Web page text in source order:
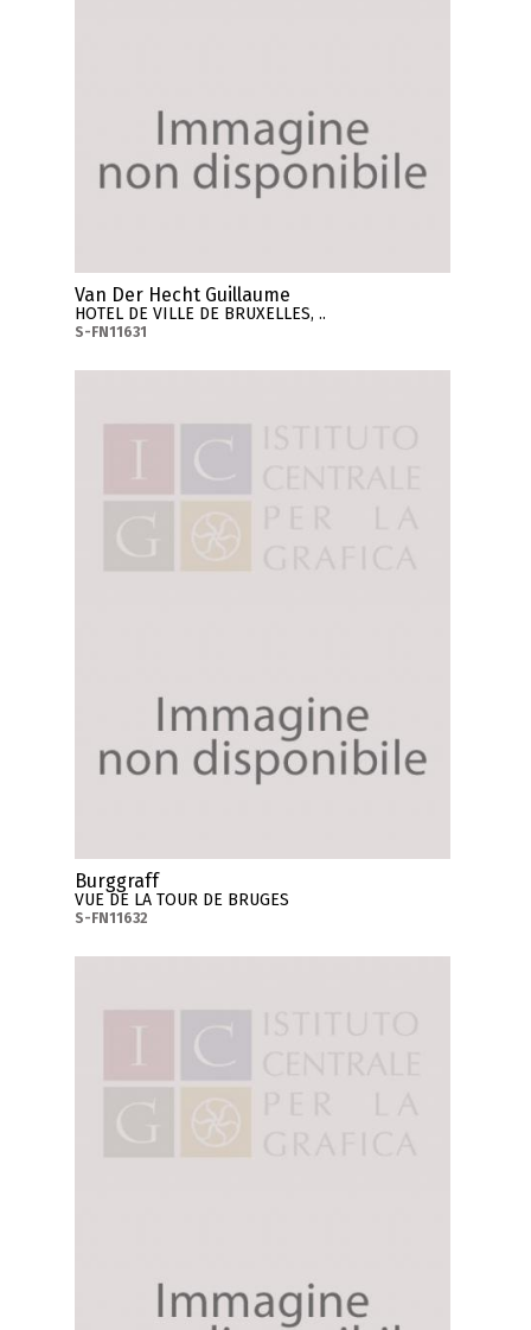
Van Der Hecht Guillaume
HOTEL DE VILLE DE BRUXELLES, ..
S-FN11631
Burggraff
VUE DE LA TOUR DE BRUGES
S-FN11632